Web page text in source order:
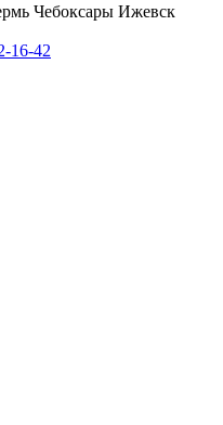
Чебоксары Ижевск
16-42